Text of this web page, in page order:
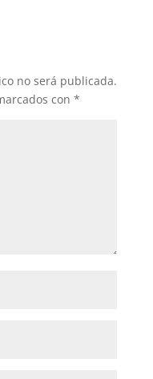
no será publicada.
con *